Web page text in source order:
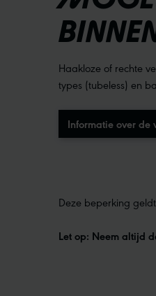
Haakloze of rechte
types (tubeless) en
Informatie over de
Deze beperking
Let op: Neem altijd